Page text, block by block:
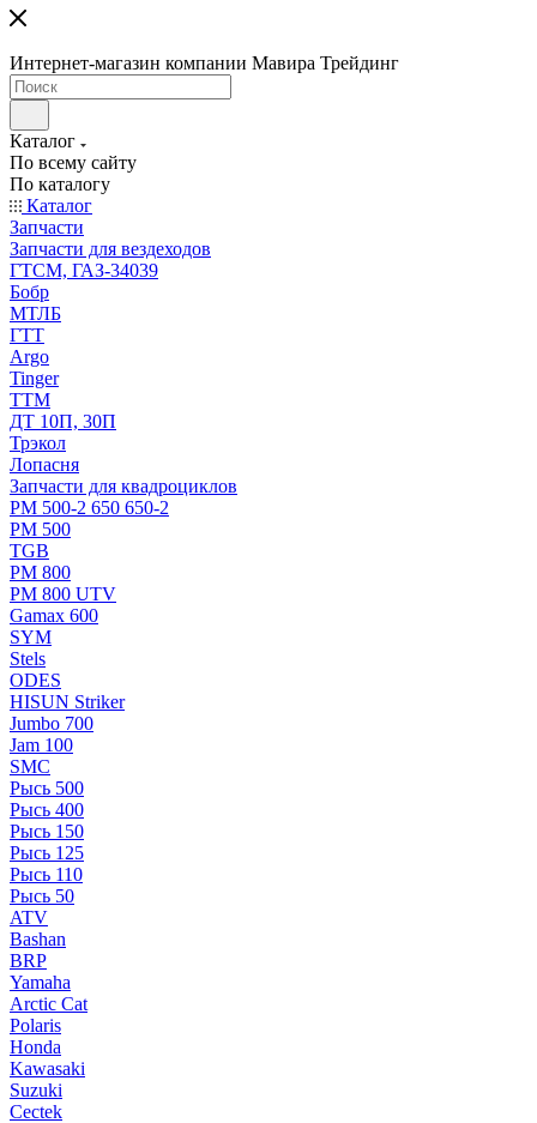
Интернет-магазин компании Мавира Трейдинг
Каталог
По всему сайту
По каталогу
Каталог
Запчасти
Запчасти для вездеходов
ГТСМ, ГАЗ-34039
Бобр
МТЛБ
ГТТ
Argo
Tinger
ТТМ
ДТ 10П, 30П
Трэкол
Лопасня
Запчасти для квадроциклов
РМ 500-2 650 650-2
РМ 500
TGB
РМ 800
РМ 800 UTV
Gamax 600
SYM
Stels
ОDЕS
HISUN Striker
Jumbo 700
Jam 100
SMC
Рысь 500
Рысь 400
Рысь 150
Рысь 125
Рысь 110
Рысь 50
ATV
Bashan
BRP
Yamaha
Arctic Cat
Polaris
Honda
Kawasaki
Suzuki
Cectek